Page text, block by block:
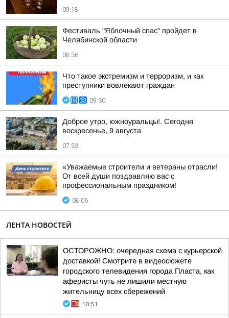
09:18
Фестиваль "Яблочный спас" пройдет в
Челябинской области
08:36
Что такое экстремизм и терроризм, и как
преступники вовлекают граждан
09:30
Доброе утро, южноуральцы!. Сегодня
воскресенье, 9 августа
07:33
«Уважаемые строители и ветераны отрасли!
От всей души поздравляю вас с
профессиональным праздником!
08:06
ЛЕНТА НОВОСТЕЙ
ОСТОРОЖНО: очередная схема с курьерской
доставкой! Смотрите в видеосюжете
городского телевидения города Пласта, как
аферисты чуть не лишили местную
жительницу всех сбережений
10:51